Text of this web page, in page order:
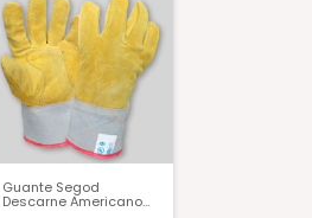
Guante Segod
Descarne Americano